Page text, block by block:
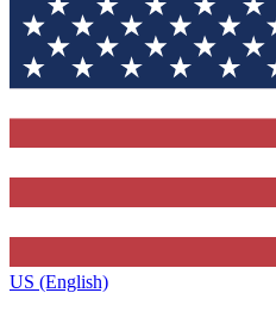
US (English)